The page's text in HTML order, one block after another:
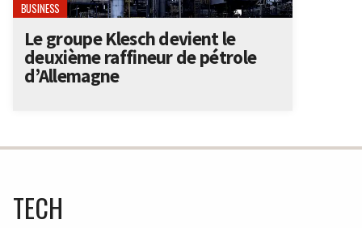
BUSINESS
Le groupe Klesch devient le
deuxième raffineur de pétrole
d’Allemagne
TECH